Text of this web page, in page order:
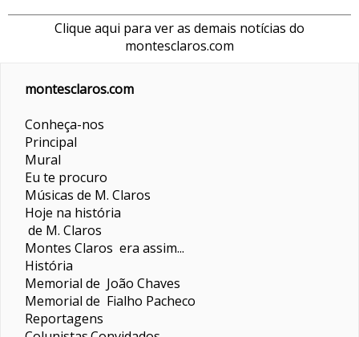
Clique aqui para ver as demais notícias do
montesclaros.com
montesclaros.com
Conheça-nos
Principal
Mural
Eu te procuro
Músicas de M. Claros
Hoje na história
de M. Claros
Montes Claros era assim...
História
Memorial de João Chaves
Memorial de Fialho Pacheco
Reportagens